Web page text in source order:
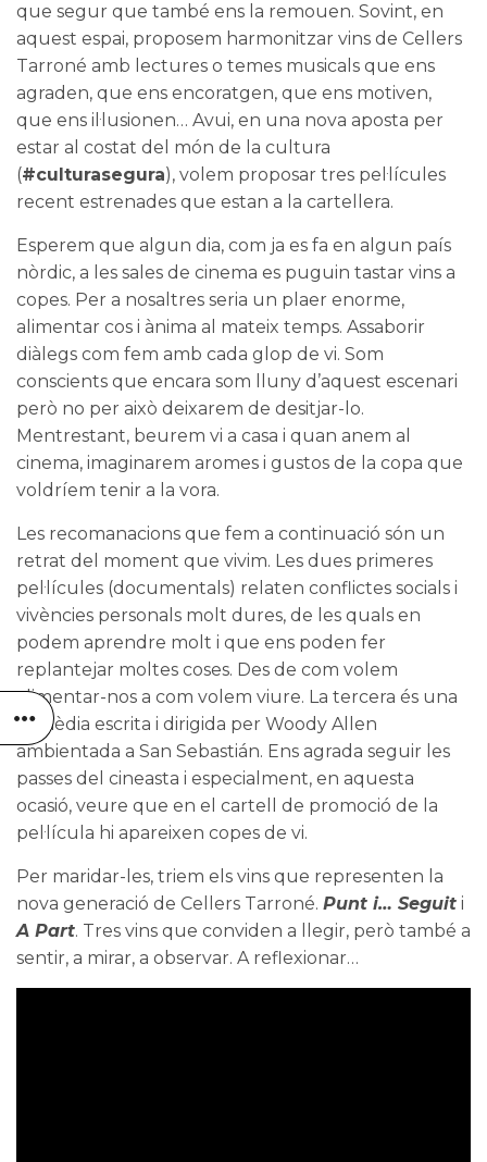
que segur que també ens la remouen. Sovint, en
aquest espai, proposem harmonitzar vins de Cellers
Tarroné amb lectures o temes musicals que ens
agraden, que ens encoratgen, que ens motiven,
que ens il·lusionen… Avui, en una nova aposta per
estar al costat del món de la cultura
(#culturasegura), volem proposar tres pel·lícules
recent estrenades que estan a la cartellera.
Esperem que algun dia, com ja es fa en algun país
nòrdic, a les sales de cinema es puguin tastar vins a
copes. Per a nosaltres seria un plaer enorme,
alimentar cos i ànima al mateix temps. Assaborir
diàlegs com fem amb cada glop de vi. Som
conscients que encara som lluny d’aquest escenari
però no per això deixarem de desitjar-lo.
Mentrestant, beurem vi a casa i quan anem al
cinema, imaginarem aromes i gustos de la copa que
voldríem tenir a la vora.
Les recomanacions que fem a continuació són un
retrat del moment que vivim. Les dues primeres
pel·lícules (documentals) relaten conflictes socials i
vivències personals molt dures, de les quals en
podem aprendre molt i que ens poden fer
replantejar moltes coses. Des de com volem
alimentar-nos a com volem viure. La tercera és una
comèdia escrita i dirigida per Woody Allen
ambientada a San Sebastián. Ens agrada seguir les
passes del cineasta i especialment, en aquesta
ocasió, veure que en el cartell de promoció de la
pel·lícula hi apareixen copes de vi.
Per maridar-les, triem els vins que representen la
nova generació de Cellers Tarroné. Punt i… Seguit i
A Part. Tres vins que conviden a llegir, però també a
sentir, a mirar, a observar. A reflexionar…